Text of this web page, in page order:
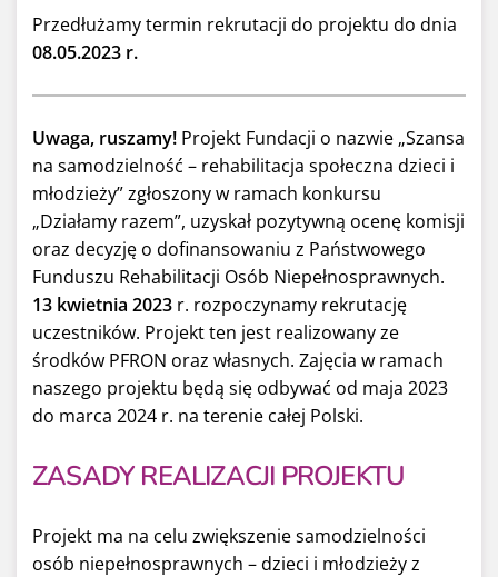
Przedłużamy termin rekrutacji do projektu do dnia
08.05.2023 r.
Uwaga, ruszamy! Projekt Fundacji o nazwie „Szansa
na samodzielność – rehabilitacja społeczna dzieci i
młodzieży” zgłoszony w ramach konkursu
„Działamy razem”, uzyskał pozytywną ocenę komisji
oraz decyzję o dofinansowaniu z Państwowego
Funduszu Rehabilitacji Osób Niepełnosprawnych.
13 kwietnia 2023 r. rozpoczynamy rekrutację
uczestników. Projekt ten jest realizowany ze
środków PFRON oraz własnych. Zajęcia w ramach
naszego projektu będą się odbywać od maja 2023
do marca 2024 r. na terenie całej Polski.
ZASADY REALIZACJI PROJEKTU
Projekt ma na celu zwiększenie samodzielności
osób niepełnosprawnych – dzieci i młodzieży z